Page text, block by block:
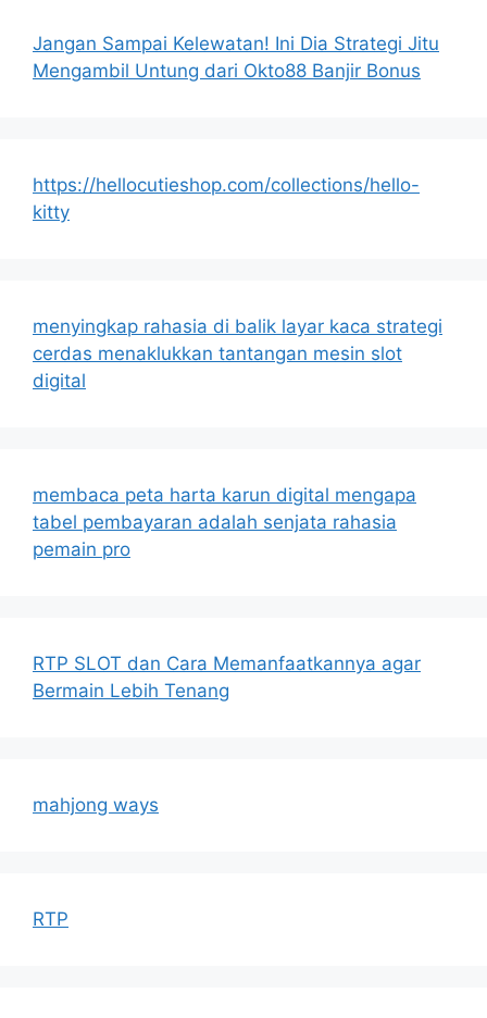
Jangan Sampai Kelewatan! Ini Dia Strategi Jitu
Mengambil Untung dari Okto88 Banjir Bonus
https://hellocutieshop.com/collections/hello-
kitty
menyingkap rahasia di balik layar kaca strategi
cerdas menaklukkan tantangan mesin slot
digital
membaca peta harta karun digital mengapa
tabel pembayaran adalah senjata rahasia
pemain pro
RTP SLOT dan Cara Memanfaatkannya agar
Bermain Lebih Tenang
mahjong ways
RTP